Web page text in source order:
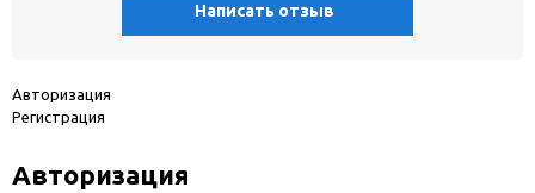
Написать отзыв
Авторизация
Регистрация
Авторизация